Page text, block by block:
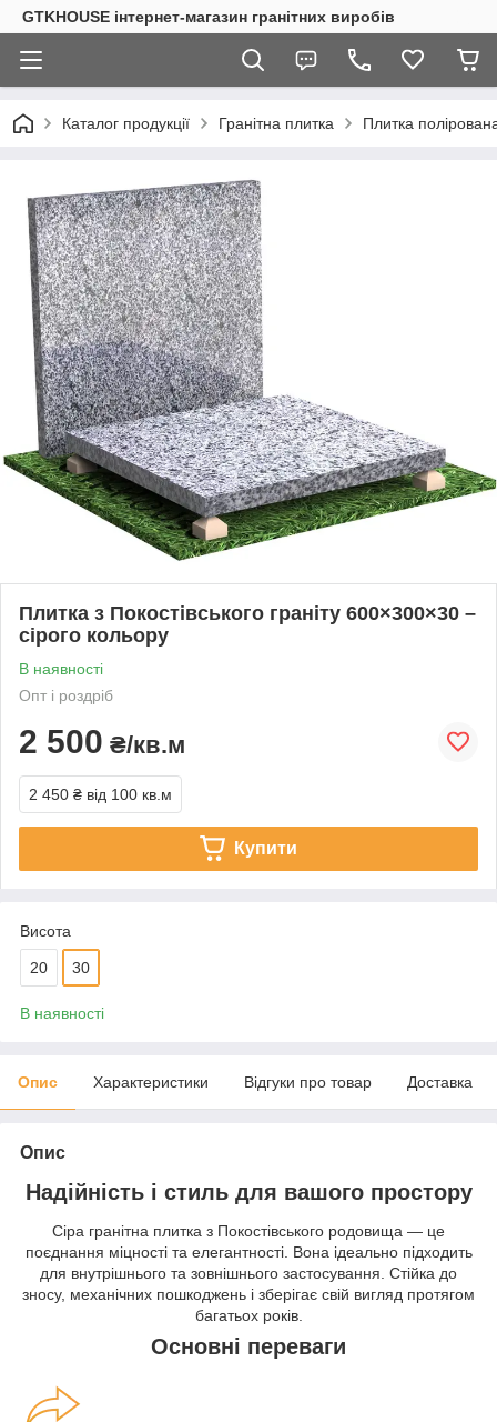
GTKHOUSE інтернет-магазин гранітних виробів
Каталог продукції Гранітна плитка Плитка
Плитка з Покостівського граніту 600×300×30 –
сірого кольору
В наявності
Опт і роздріб
2 500 ₴/кв.м
2 450 ₴ від 100 кв.м
Купити
Висота
20 30
В наявності
Опис Характеристики Відгуки про товар Доставка
Опис
Надійність і стиль для вашого простору
Сіра гранітна плитка з Покостівського родовища — це
поєднання міцності та елегантності. Вона ідеально підходить
для внутрішнього та зовнішнього застосування. Стійка до
зносу, механічних пошкоджень і зберігає свій вигляд протягом
багатьох років.
Основні переваги